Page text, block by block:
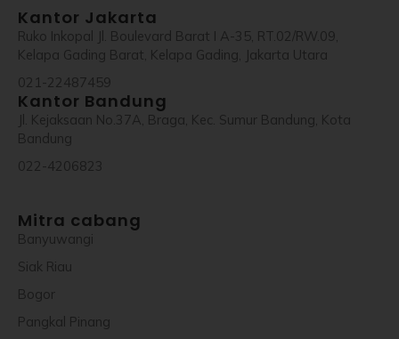
Kantor Jakarta
Ruko Inkopal Jl. Boulevard Barat I A-35, RT.02/RW.09,
Kelapa Gading Barat, Kelapa Gading, Jakarta Utara
021-22487459
Kantor Bandung
Jl. Kejaksaan No.37A, Braga, Kec. Sumur Bandung, Kota
Bandung
022-4206823
Mitra cabang
Banyuwangi
Siak Riau
Bogor
Pangkal Pinang